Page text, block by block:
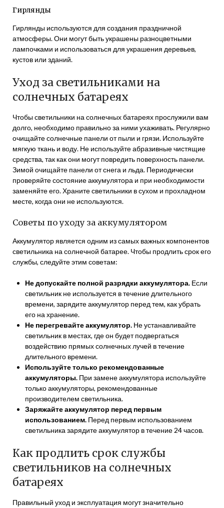
Гирлянды
Гирлянды используются для создания праздничной
атмосферы. Они могут быть украшены разноцветными
лампочками и использоваться для украшения деревьев,
кустов или зданий.
Уход за светильниками на
солнечных батареях
Чтобы светильники на солнечных батареях прослужили вам
долго, необходимо правильно за ними ухаживать. Регулярно
очищайте солнечные панели от пыли и грязи. Используйте
мягкую ткань и воду. Не используйте абразивные чистящие
средства, так как они могут повредить поверхность панели.
Зимой очищайте панели от снега и льда. Периодически
проверяйте состояние аккумулятора и при необходимости
заменяйте его. Храните светильники в сухом и прохладном
месте, когда они не используются.
Советы по уходу за аккумулятором
Аккумулятор является одним из самых важных компонентов
светильника на солнечной батарее. Чтобы продлить срок его
службы, следуйте этим советам:
Не допускайте полной разрядки аккумулятора. Если
светильник не используется в течение длительного
времени, зарядите аккумулятор перед тем, как убрать
его на хранение.
Не перегревайте аккумулятор. Не устанавливайте
светильник в местах, где он будет подвергаться
воздействию прямых солнечных лучей в течение
длительного времени.
Используйте только рекомендованные
аккумуляторы. При замене аккумулятора используйте
только аккумуляторы, рекомендованные
производителем светильника.
Заряжайте аккумулятор перед первым
использованием. Перед первым использованием
светильника зарядите аккумулятор в течение 24 часов.
Как продлить срок службы
светильников на солнечных
батареях
Правильный уход и эксплуатация могут значительно